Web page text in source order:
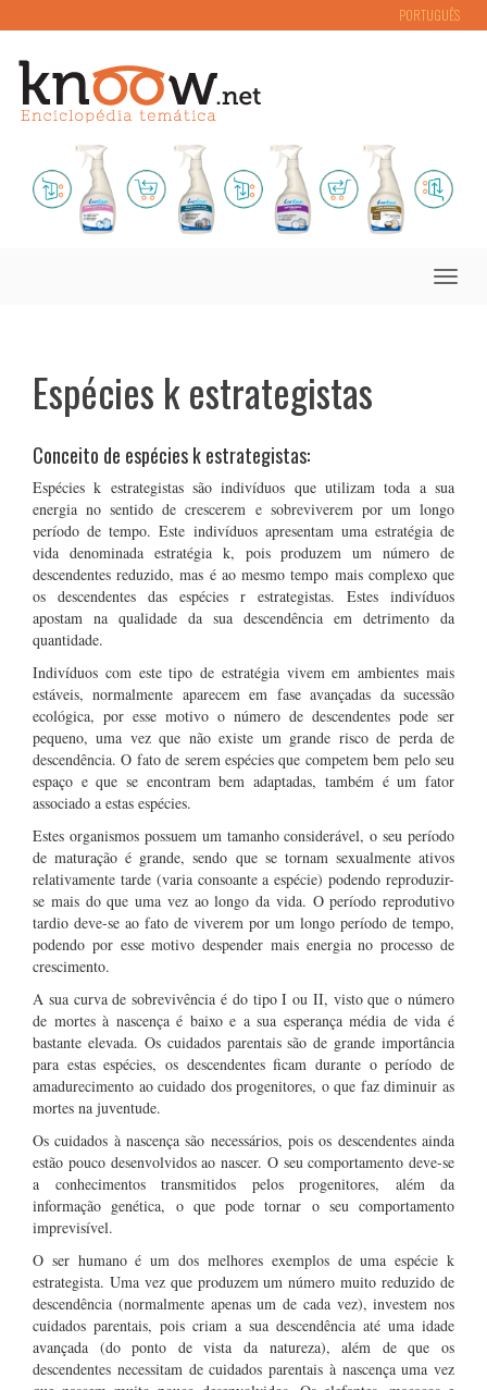
PORTUGUÊS
Toggle
Espécies k estrategistas
Conceito de espécies k estrategistas:
Espécies k estrategistas são indivíduos que utilizam toda a sua
energia no sentido de crescerem e sobreviverem por um longo
período de tempo. Este indivíduos apresentam uma estratégia de
vida denominada estratégia k, pois produzem um número de
descendentes reduzido, mas é ao mesmo tempo mais complexo que
os descendentes das espécies r estrategistas. Estes indivíduos
apostam na qualidade da sua descendência em detrimento da
quantidade.
Indivíduos com este tipo de estratégia vivem em ambientes mais
estáveis, normalmente aparecem em fase avançadas da sucessão
ecológica, por esse motivo o número de descendentes pode ser
pequeno, uma vez que não existe um grande risco de perda de
descendência. O fato de serem espécies que competem bem pelo seu
espaço e que se encontram bem adaptadas, também é um fator
associado a estas espécies.
Estes organismos possuem um tamanho considerável, o seu período
de maturação é grande, sendo que se tornam sexualmente ativos
relativamente tarde (varia consoante a espécie) podendo reproduzir-
se mais do que uma vez ao longo da vida. O período reprodutivo
tardio deve-se ao fato de viverem por um longo período de tempo,
podendo por esse motivo despender mais energia no processo de
crescimento.
A sua curva de sobrevivência é do tipo I ou II, visto que o número
de mortes à nascença é baixo e a sua esperança média de vida é
bastante elevada. Os cuidados parentais são de grande importância
para estas espécies, os descendentes ficam durante o período de
amadurecimento ao cuidado dos progenitores, o que faz diminuir as
mortes na juventude.
Os cuidados à nascença são necessários, pois os descendentes ainda
estão pouco desenvolvidos ao nascer. O seu comportamento deve-se
a conhecimentos transmitidos pelos progenitores, além da
informação genética, o que pode tornar o seu comportamento
imprevisível.
O ser humano é um dos melhores exemplos de uma espécie k
estrategista. Uma vez que produzem um número muito reduzido de
descendência (normalmente apenas um de cada vez), investem nos
cuidados parentais, pois criam a sua descendência até uma idade
avançada (do ponto de vista da natureza), além de que os
descendentes necessitam de cuidados parentais à nascença uma vez